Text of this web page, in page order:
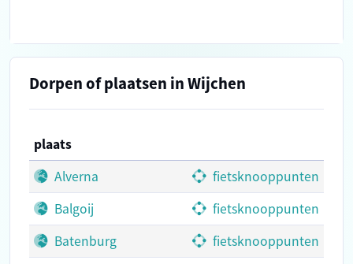
Dorpen of plaatsen in Wijchen
plaats
Alverna
fietsknooppunten
Balgoij
fietsknooppunten
Batenburg
fietsknooppunten